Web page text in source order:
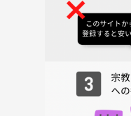
・他の参加メンバーへの迷
ジネス、宗教の勧誘を目的
反と判断した場合、退室をお
の交換は控えてください。